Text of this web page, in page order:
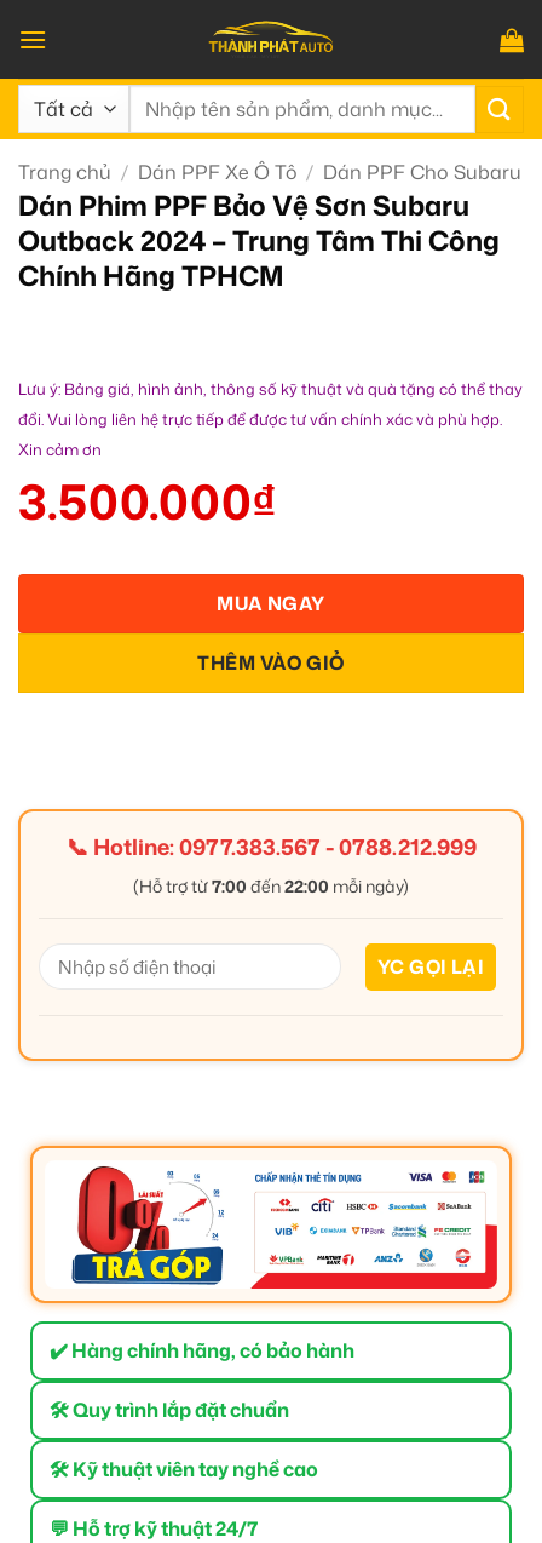
qua
nội
dung
Tìm
Trang chủ / Dán PPF Xe Ô Tô / Dán PPF Cho Subaru
Dán Phim PPF Bảo Vệ Sơn Subaru
Outback 2024 – Trung Tâm Thi Công
Chính Hãng TPHCM
Lưu ý: Bảng giá, hình ảnh, thông số kỹ thuật và quà tặng có thể thay
đổi. Vui lòng liên hệ trực tiếp để được tư vấn chính xác và phù hợp.
Xin cảm ơn
3.500.000₫
THÊM VÀO GIỎ
MUA NGAY
📞 Hotline:0977.383.567-0788.212.999
(Hỗ trợ từ7:00 đến22:00 mỗi ngày)
✔️ Hàng chính hãng, có bảo hành
🛠 Quy trình lắp đặt chuẩn
🛠 Kỹ thuật viên tay nghề cao
💬 Hỗ trợ kỹ thuật 24/7